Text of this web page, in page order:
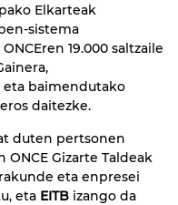
Elkarteak
sistema
19.000 saltzaile
eta baimendutako
daitezke.
duten pertsonen
Gizarte Taldeak
eta enpresei
eta EITB izango da